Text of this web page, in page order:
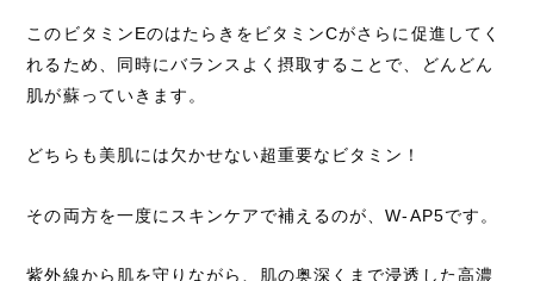
このビタミンEのはたらきをビタミンCがさらに促進してく
れるため、同時にバランスよく摂取することで、どんどん
肌が蘇っていきます。
どちらも美肌には欠かせない超重要なビタミン！
その両方を一度にスキンケアで補えるのが、W-AP5です。
紫外線から肌を守りながら、肌の奥深くまで浸透した高濃